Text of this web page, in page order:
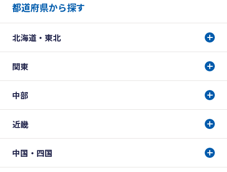
都道府県から探す
北海道・東北
関東
中部
近畿
中国・四国